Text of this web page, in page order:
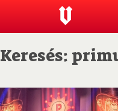
Keresés: